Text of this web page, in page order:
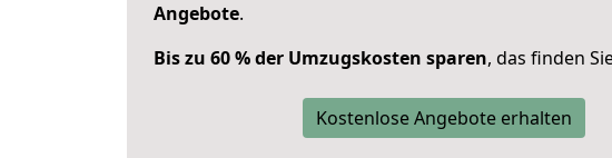
Angebote.
Bis zu 60 % der Umzugskosten sparen, das finden
Kostenlose Angebote erhalten